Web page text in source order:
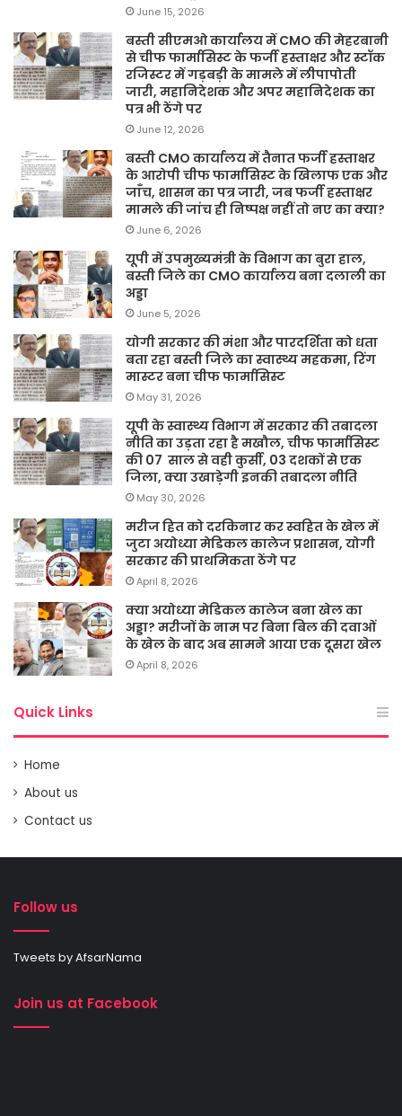
June 15, 2026
बस्ती सीएमओ कार्यालय में CMO की मेहरबानी
से चीफ फार्मासिस्ट के फर्जी हस्ताक्षर और स्टॉक
रजिस्टर में गड़बड़ी के मामले में लीपापोती
जारी, महानिदेशक और अपर महानिदेशक का
पत्र भी ठेंगे पर
June 12, 2026
बस्ती CMO कार्यालय में तैनात फर्जी हस्ताक्षर
के आरोपी चीफ फार्मासिस्ट के खिलाफ एक और
जाँच, शासन का पत्र जारी, जब फर्जी हस्ताक्षर
मामले की जांच ही निष्पक्ष नहीं तो नए का क्या?
June 6, 2026
यूपी में उपमुख्यमंत्री के विभाग का बुरा हाल,
बस्ती जिले का CMO कार्यालय बना दलाली का
अड्डा
June 5, 2026
योगी सरकार की मंशा और पारदर्शिता को धता
बता रहा बस्ती जिले का स्वास्थ्य महकमा, रिंग
मास्टर बना चीफ फार्मासिस्ट
May 31, 2026
यूपी के स्वास्थ्य विभाग में सरकार की तबादला
नीति का उड़ता रहा है मखौल, चीफ फार्मासिस्ट
की 07 साल से वही कुर्सी, 03 दशकों से एक
जिला, क्या उखाड़ेगी इनकी तबादला नीति
May 30, 2026
मरीज हित को दरकिनार कर स्वहित के खेल में
जुटा अयोध्या मेडिकल कालेज प्रशासन, योगी
सरकार की प्राथमिकता ठेंगे पर
April 8, 2026
क्या अयोध्या मेडिकल कालेज बना खेल का
अड्डा? मरीजों के नाम पर बिना बिल की दवाओं
के खेल के बाद अब सामने आया एक दूसरा खेल
April 8, 2026
Quick Links
Home
About us
Contact us
Follow us
Tweets by AfsarNama
Join us at Facebook